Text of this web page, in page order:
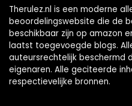
Therulez.nl is een moderne
beoordelingswebsite die de
beschikbaar zijn op amazon
laatst toegevoegde blogs.
auteursrechtelijk beschermd
eigenaren. Alle geciteerde
respectievelijke bronnen.